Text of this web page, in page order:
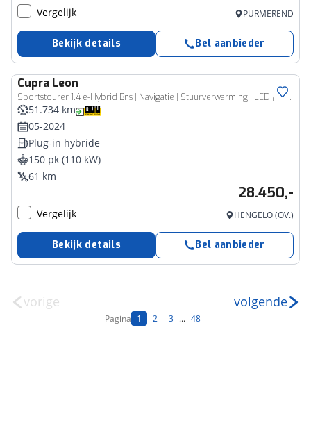
Vergelijk PURMEREND
Bekijk details Bel aanbieder
Cupra Leon
Sportstourer 1.4 e-Hybrid Bns | Navigatie | Stuurverwarming | LED | Camera |
51.734 km
05-2024
Plug-in hybride
150 pk (110 kW)
61 km
28.450,-
Vergelijk HENGELO (OV.)
Bekijk details Bel aanbieder
vorige
Pagina 1 2 3 ... 48
volgende